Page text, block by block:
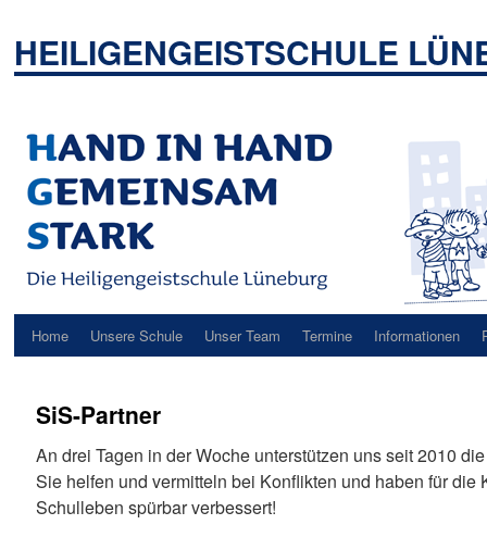
springen
HEILIGENGEISTSCHULE
Home Unsere Schule Unser Team Termine Informationen
SiS-Partner
An drei Tagen in der Woche unterstützen uns seit 2010
Sie helfen und vermitteln bei Konflikten und haben für
Schulleben spürbar verbessert!